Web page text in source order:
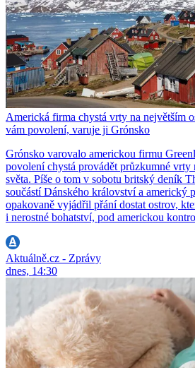
Americká firma chystá vrty na největším
vám povolení, varuje ji Grónsko
Grónsko varovalo americkou firmu
povolení chystá provádět průzkumné vrty
světa. Píše o tom v sobotu britský deník
součástí Dánského království a americký
opakovaně vyjádřil přání dostat ostrov,
i nerostné bohatství, pod americkou
Aktuálně.cz - Zprávy
dnes, 14:30